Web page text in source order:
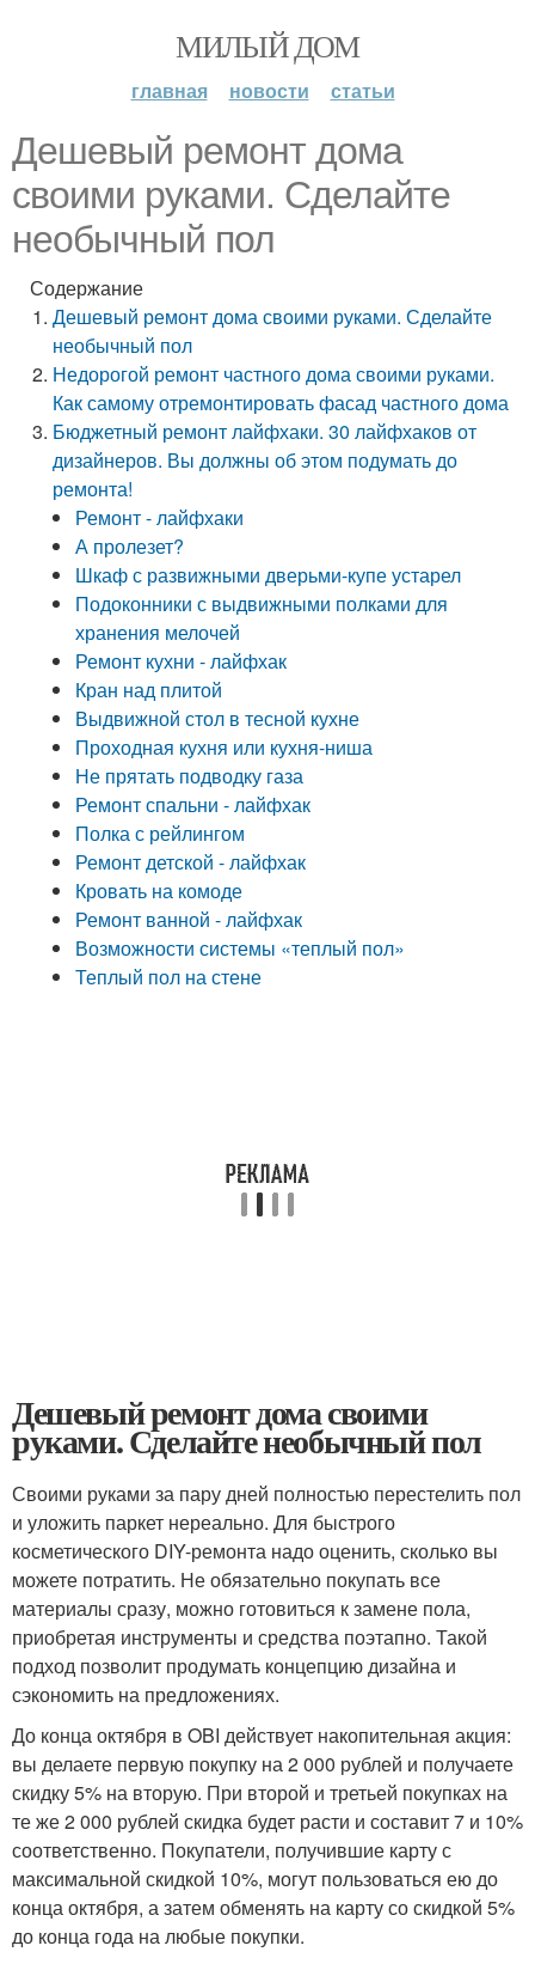
МИЛЫЙ ДОМ
главная новости статьи
Дешевый ремонт дома
своими руками. Сделайте
необычный пол
Содержание
Дешевый ремонт дома своими руками. Сделайте
необычный пол
Недорогой ремонт частного дома своими руками.
Как самому отремонтировать фасад частного дома
Бюджетный ремонт лайфхаки. 30 лайфхаков от
дизайнеров. Вы должны об этом подумать до
ремонта!
Ремонт - лайфхаки
А пролезет?
Шкаф с развижными дверьми-купе устарел
Подоконники с выдвижными полками для
хранения мелочей
Ремонт кухни - лайфхак
Кран над плитой
Выдвижной стол в тесной кухне
Проходная кухня или кухня-ниша
Не прятать подводку газа
Ремонт спальни - лайфхак
Полка с рейлингом
Ремонт детской - лайфхак
Кровать на комоде
Ремонт ванной - лайфхак
Возможности системы «теплый пол»
Теплый пол на стене
Дешевый ремонт дома своими
руками. Сделайте необычный пол
Своими руками за пару дней полностью перестелить пол
и уложить паркет нереально. Для быстрого
косметического DIY-ремонта надо оценить, сколько вы
можете потратить. Не обязательно покупать все
материалы сразу, можно готовиться к замене пола,
приобретая инструменты и средства поэтапно. Такой
подход позволит продумать концепцию дизайна и
сэкономить на предложениях.
До конца октября в OBI действует накопительная акция:
вы делаете первую покупку на 2 000 рублей и получаете
скидку 5% на вторую. При второй и третьей покупках на
те же 2 000 рублей скидка будет расти и составит 7 и 10%
соответственно. Покупатели, получившие карту с
максимальной скидкой 10%, могут пользоваться ею до
конца октября, а затем обменять на карту со скидкой 5%
до конца года на любые покупки.